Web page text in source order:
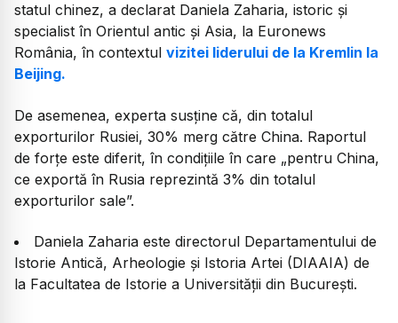
statul chinez, a declarat Daniela Zaharia, istoric și
specialist în Orientul antic și Asia, la Euronews
România, în contextul vizitei liderului de la Kremlin la
Beijing.
De asemenea, experta susține că, din totalul
exporturilor Rusiei, 30% merg către China. Raportul
de forțe este diferit, în condițiile în care „pentru China,
ce exportă în Rusia reprezintă 3% din totalul
exporturilor sale”.
Daniela Zaharia este directorul Departamentului de
Istorie Antică, Arheologie și Istoria Artei (DIAAIA) de
la Facultatea de Istorie a Universității din București.